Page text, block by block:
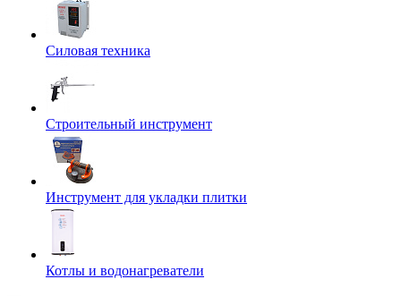
Силовая техника
Строительный инструмент
Инструмент для укладки плитки
Котлы и водонагреватели